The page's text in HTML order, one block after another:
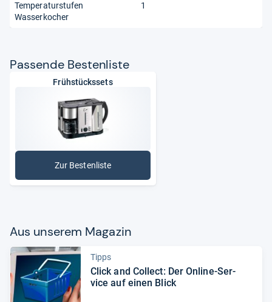
Temperaturstufen
Wasserkocher
1
Pas­sende Bes­ten­liste
Frühstückssets
Zur Bestenliste: Frühstückssets
Aus unse­rem Maga­zin
Tipps
Click and Col­lect: Der Online-​Ser­
vice auf einen Blick